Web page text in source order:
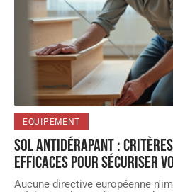
EQUIPEMENT
Sol antidérapant :
efficaces pour sécuriser
Aucune directive européenne